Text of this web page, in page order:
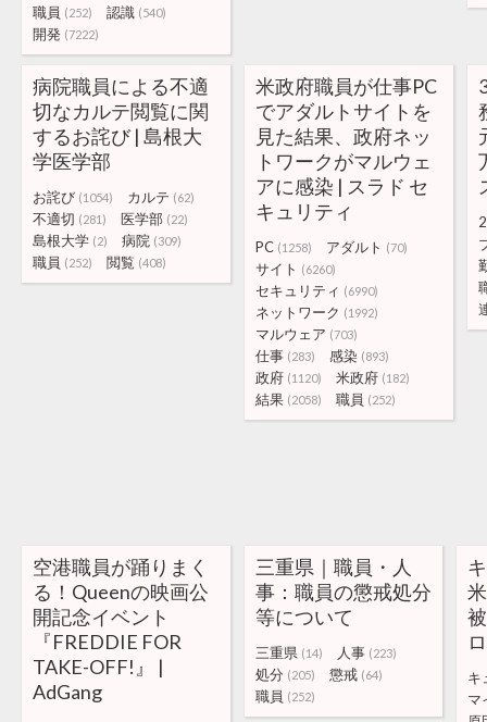
職員 (252) 認識 (540)
開発 (7222)
病院職員による不適
切なカルテ閲覧に関
するお詫び | 島根大
学医学部
お詫び (1054) カルテ (62)
不適切 (281) 医学部 (22)
島根大学 (2) 病院 (309)
職員 (252) 閲覧 (408)
米政府職員が仕事PC
でアダルトサイトを
見た結果、政府ネッ
トワークがマルウェ
アに感染 | スラド セ
キュリティ
PC (1258) アダルト (70)
サイト (6260)
セキュリティ (6990)
ネットワーク (1992)
マルウェア (703)
仕事 (283) 感染 (893)
政府 (1120) 米政府 (182)
結果 (2058) 職員 (252)
空港職員が踊りまく
る！Queenの映画公
開記念イベント
『FREDDIE FOR
TAKE-OFF!』 |
AdGang
三重県｜職員・人
事：職員の懲戒処分
等について
三重県 (14) 人事 (223)
処分 (205) 懲戒 (64)
職員 (252)
キ
マ